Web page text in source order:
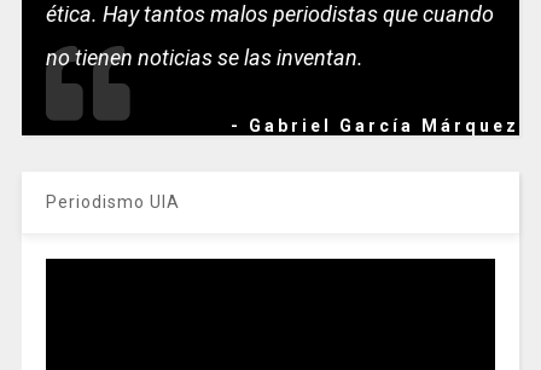
ética. Hay tantos malos periodistas que cuando
no tienen noticias se las inventan.
- Gabriel García Márquez
Periodismo UIA